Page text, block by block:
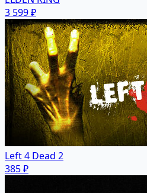
3 599 ₽
Left 4 Dead 2
385 ₽